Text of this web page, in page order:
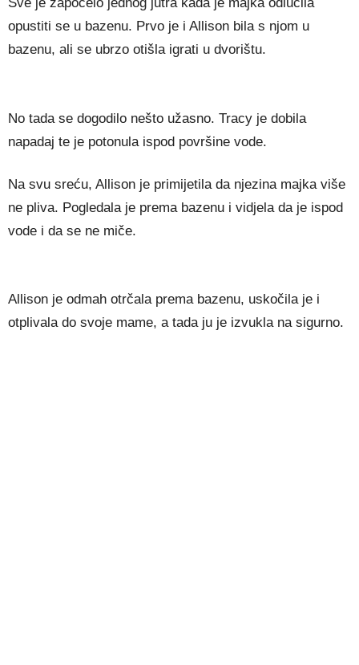
opustiti se u bazenu. Prvo je i Allison bila s njom u
bazenu, ali se ubrzo otišla igrati u dvorištu.
No tada se dogodilo nešto užasno. Tracy je dobila
napadaj te je potonula ispod površine vode.
Na svu sreću, Allison je primijetila da njezina majka više
ne pliva. Pogledala je prema bazenu i vidjela da je ispod
vode i da se ne miče.
Allison je odmah otrčala prema bazenu, uskočila je i
otplivala do svoje mame, a tada ju je izvukla na sigurno.